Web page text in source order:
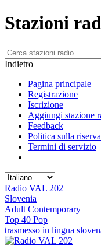
Stazioni
Indietro
Pagina principale
Registrazione
Iscrizione
Aggiungi stazione
Feedback
Politica sulla
Termini di servizio
Radio VAL 202
Slovenia
Adult Contemporary
Top 40 Pop
trasmesso in lingua